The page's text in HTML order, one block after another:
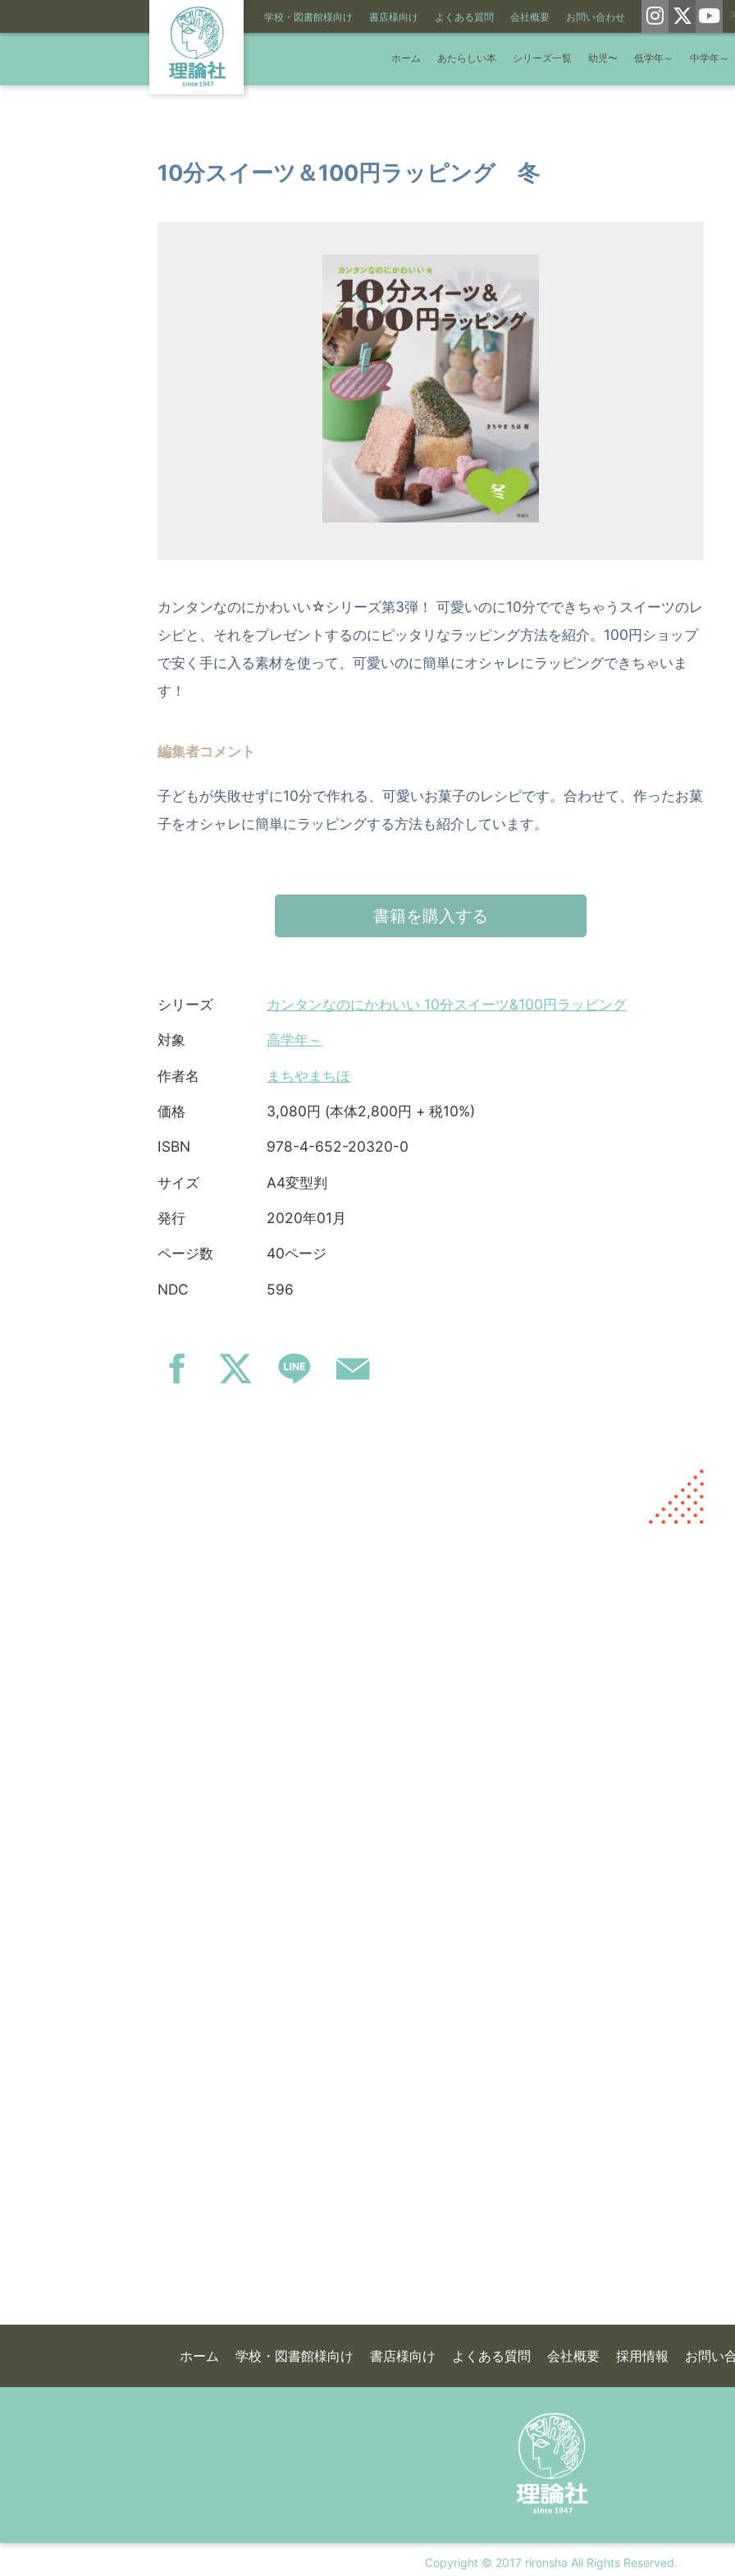
学校・図書館様向け 書店様向け よくある質問 会社概要 お問い合わせ
ホーム あたらしい本 シリーズ一覧 幼児〜 低学年～ 中学年～
10分スイーツ＆100円ラッピング 冬
カンタンなのにかわいい☆シリーズ第3弾！ 可愛いのに10分でできちゃうスイーツのレ
シピと、それをプレゼントするのにピッタリなラッピング方法を紹介。100円ショップ
で安く手に入る素材を使って、可愛いのに簡単にオシャレにラッピングできちゃいま
す！
編集者コメント
子どもが失敗せずに10分で作れる、可愛いお菓子のレシピです。合わせて、作ったお菓
子をオシャレに簡単にラッピングする方法も紹介しています。
書籍を購入する
シリーズ カンタンなのにかわいい 10分スイーツ&100円ラッピング
対象 高学年～
作者名 まちやまちほ
価格 3,080円 (本体2,800円 + 税10%)
ISBN 978-4-652-20320-0
サイズ A4変型判
発行 2020年01月
ページ数 40ページ
NDC 596
ホーム 学校・図書館様向け 書店様向け よくある質問 会社概要 採用情報 お問い
Copyright © 2017 rironsha All Rights Reserved.